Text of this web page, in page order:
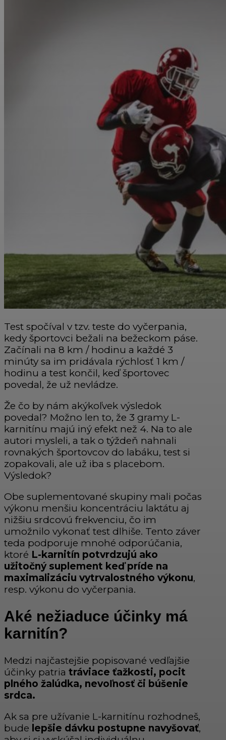
Test spočíval v tzv. teste do vyčerpania,
kedy športovci bežali na bežeckom páse.
Začínali na 8 km / hodinu a každé 3
minúty sa im pridávala rýchlosť 1 km /
hodinu a test končil, keď športovec
povedal, že už nevládze.
Že čo by nám akýkoľvek výsledok
povedal? Možno len to, že 3 gramy L-
karnitínu majú iný efekt než 4. Na to ale
autori mysleli, a tak o týždeň nahnali
rovnakých športovcov do labáku, test si
zopakovali, ale už iba s placebom.
Výsledok?
Obe suplementované skupiny mali počas
výkonu menšiu koncentráciu laktátu aj
nižšiu srdcovú frekvenciu, čo im
umožnilo vykonať test dlhiše. Tento záver
teda podporuje mnohé odporúčania,
ktoré L-karnitín potvrdzujú ako
užitočný suplement keď príde na
maximalizáciu vytrvalostného výkonu,
resp. výkonu do vyčerpania.
Aké nežiaduce účinky má
karnitín?
Medzi najčastejšie popisované vedľajšie
účinky patria tráviace ťažkosti, pocit
plného žalúdka, nevoľnosť či búšenie
srdca.
Ak sa pre užívanie L-karnitínu rozhodneš,
bude lepšie dávku postupne navyšovať,